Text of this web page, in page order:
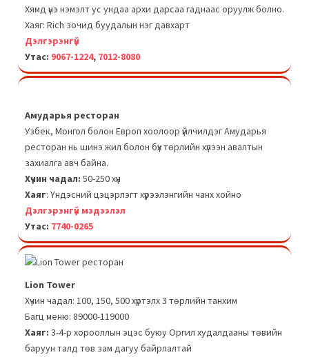
Хямд үнэ нэмэлт ус ундаа архи дарсаа гаднаас оруулж болно.
Хаяг: Rich зочид буудалын нэг давхарт
Дэлгэрэнгүй
Утас: 9067-1224, 7012-8080
Амударья ресторан
Узбек, Монгол болон Европ хоолоор үйлчилдэг Амударья
ресторан нь шинэ жил болон бүх төрлийн хүлээн авалтын
захиалга авч байна.
Хүчин чадал: 50-250 хүн
Хаяг: Үндэсний цэцэрлэгт хүрээлэнгийн чанх хойно
Дэлгэрэнгүй мэдээлэл
Утас: 7740-0265
Lion Tower
Хүчин чадал: 100, 150, 500 хүртэлх 3 төрлийн танхим
Багц меню: 89000-119000
Хаяг: 3-4-р хорооллын эцэс буюу Оргил худалдааны төвийн
баруун талд төв зам дагуу байрлалтай